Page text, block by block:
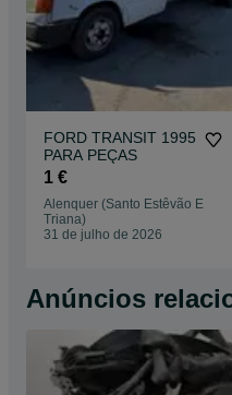
FORD TRANSIT 1995
PARA PEÇAS
1 €
Alenquer (Santo Estêvão E
Triana)
31 de julho de 2026
Anúncios